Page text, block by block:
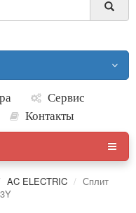
Сервис
Контакты
AC ELECTRIC
Сплит